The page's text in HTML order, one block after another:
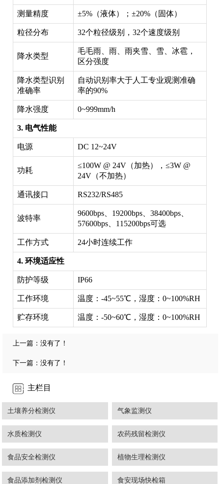
测量精度 ±5%（液体）；±20%（固体）
粒径分布 32个粒径级别，32个速度级别
降水类型
毛毛雨、雨、雨夹雪、雪、冰雹，
区分强度
降水类型识别
准确率
自动识别率大于人工专业观测准确
率的90%
降水强度 0~999mm/h
3. 电气性能
电源 DC 12~24V
功耗
≤100W @ 24V（加热），≤3W @
24V（不加热）
通讯接口 RS232/RS485
波特率
9600bps、19200bps、38400bps、
57600bps、115200bps可选
工作方式 24小时连续工作
4. 环境适应性
防护等级 IP66
工作环境 温度：-45~55℃，湿度：0~100%RH
贮存环境 温度：-50~60℃，湿度：0~100%RH
上一篇：没有了！
下一篇：没有了！
主栏目
土壤养分检测仪 气象监测仪
水质检测仪 农药残留检测仪
食品安全检测仪 植物生理检测仪
食品添加剂检测仪 食安现场快检箱